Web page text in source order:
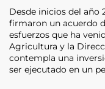
Desde inicios del año
firmaron un acuerdo
esfuerzos que ha
Agricultura y la
contempla una
ser ejecutado en un